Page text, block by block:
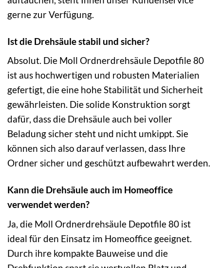
gerne zur Verfügung.
Ist die Drehsäule stabil und sicher?
Absolut. Die Moll Ordnerdrehsäule Depotfile 80
ist aus hochwertigen und robusten Materialien
gefertigt, die eine hohe Stabilität und Sicherheit
gewährleisten. Die solide Konstruktion sorgt
dafür, dass die Drehsäule auch bei voller
Beladung sicher steht und nicht umkippt. Sie
können sich also darauf verlassen, dass Ihre
Ordner sicher und geschützt aufbewahrt werden.
Kann die Drehsäule auch im Homeoffice
verwendet werden?
Ja, die Moll Ordnerdrehsäule Depotfile 80 ist
ideal für den Einsatz im Homeoffice geeignet.
Durch ihre kompakte Bauweise und die